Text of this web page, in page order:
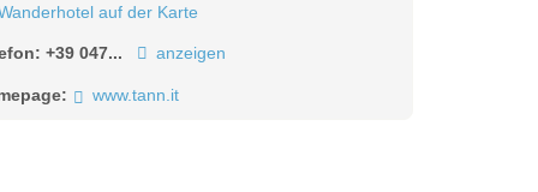
auf der Karte
+39 047... anzeigen
www.tann.it